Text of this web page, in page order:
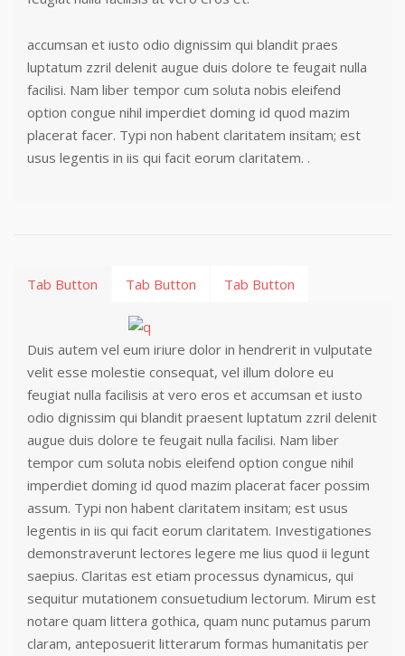
accumsan et iusto odio dignissim qui blandit praes
luptatum zzril delenit augue duis dolore te feugait nulla
facilisi. Nam liber tempor cum soluta nobis eleifend
option congue nihil imperdiet doming id quod mazim
placerat facer. Typi non habent claritatem insitam; est
usus legentis in iis qui facit eorum claritatem. .
Tab Button Tab Button Tab Button
Duis autem vel eum iriure dolor in hendrerit in vulputate
velit esse molestie consequat, vel illum dolore eu
feugiat nulla facilisis at vero eros et accumsan et iusto
odio dignissim qui blandit praesent luptatum zzril delenit
augue duis dolore te feugait nulla facilisi. Nam liber
tempor cum soluta nobis eleifend option congue nihil
imperdiet doming id quod mazim placerat facer possim
assum. Typi non habent claritatem insitam; est usus
legentis in iis qui facit eorum claritatem. Investigationes
demonstraverunt lectores legere me lius quod ii legunt
saepius. Claritas est etiam processus dynamicus, qui
sequitur mutationem consuetudium lectorum. Mirum est
notare quam littera gothica, quam nunc putamus parum
claram, anteposuerit litterarum formas humanitatis per